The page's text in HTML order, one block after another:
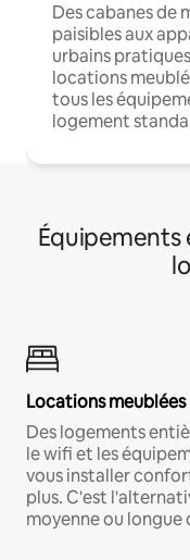
Des cabanes de
paisibles aux
urbains
locations
tous les
logement
Équipements
Locations meublées
Des logements
le wifi et les
vous installer
plus. C'est
moyenne ou longue